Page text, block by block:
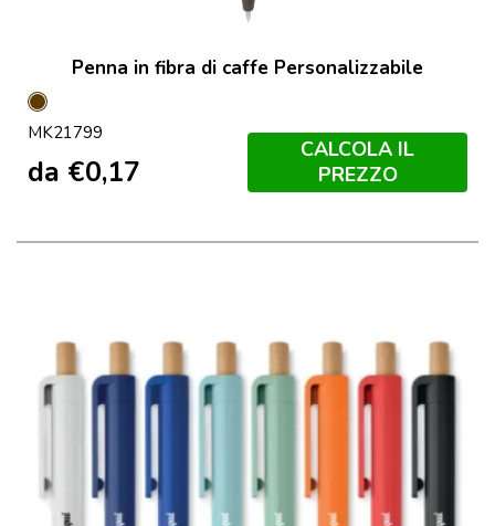
Penna in fibra di caffe Personalizzabile
Marron
MK21799
da €0,17
CALCOLA IL
PREZZO